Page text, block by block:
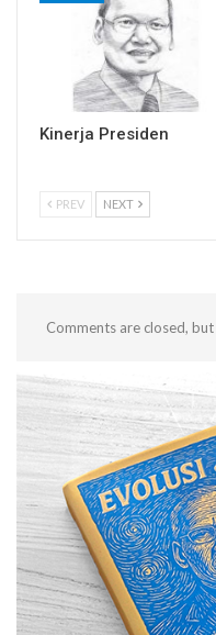
Kinerja Presiden
PREV NEXT
Comments are closed, but